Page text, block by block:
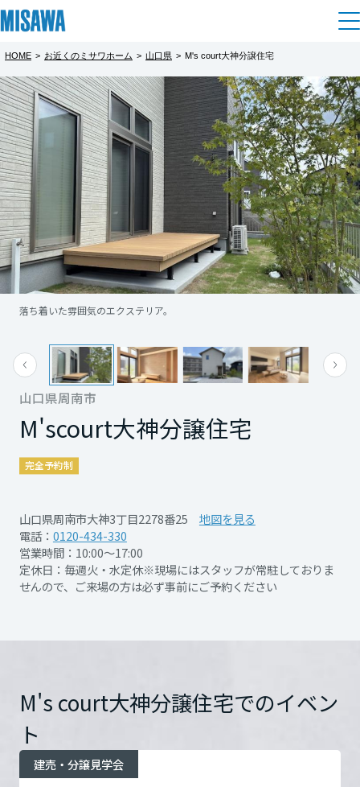
住まい
建てる [注文住宅]
商品ラインアップ
デザイン
テクノロジー（住まいの性能）
建築事例・建築実例
デザイナーズギャラリー
インテリア
住まいづくりガイド
買う
中古住宅検索
スムストック検索
住まいの売却
これから住まいをご検討の方
土地活用
個人のお客さま
賃貸住宅
賃貸併用住宅
店舗・各種施設
土地活用実例
法人のお客さま
企業不動産活用（CRE）戦略
社宅建築
医療・介護・子育て・障がい福祉施設
土地活用の基礎から長期安定経営を目指すオーナー様まで、賃貸経営
ホームラウンジ 土地活用・賃貸経営
リフォーム
戸建て・マンション
ミサワリフォームとは
リフォームの流れ
リフォームメニュー
リフォーム事例
事業用
ホテル・旅館リフォーム
リフォーム営業所
ームの具体策とアイデアを豊富にご用意しています。
ホームラウンジ リフォーム
まちづくり
複合開発・投資開発
再開発・官民連携事業
分譲マンション開発事業
収益不動産・投資開発事業
建築再生事業
事業用売買
事業用地・事業用建物
すべてのフィールドに新しい価値をデザインし、持続可能な未来志向
のまちづくりを実現していきます。
ミサワゼネラルソリューション
オーナーサポート
住まいるりんぐ（ロングサポート）
保証制度
アフターメンテナンス
ご相談窓口
ミサワホームオーナーさま・リフォーム工事ご契約者さまとミサワホ
ームを結ぶコミュニケーションサイト。お得・便利・安心なコンテン
ツや、ミサワホームからの大切なお知らせなど配信しています。
ミサワオーナーズクラブ
業・IR情報
企業・IR
ニュース
MISAWAについて
ミサワホームグループ
IR情報
SDGs
新卒者採用
中途採用
展示場・イベント情報
住まいのご相談
HOME > お近くのミサワホーム > 山口県 > M's court大神分譲住宅
山口県周南市
M'scourt大神分譲住宅
完全予約制
山口県周南市大神3丁目2278番25
地図を見る
電話： 0120-434-330
営業時間：10:00～17:00
定休日：毎週火・水定休※現場にはスタッフが常駐しておりま
せんので、ご来場の方は必ず事前にご予約ください
落ち着いた雰囲気のエクステリア。
高天井・大開口により同じ床面積のスペースと比べて、より広く明るく感
M's court大神分譲住宅でのイベン
ト
建売・分譲見学会
都道府県を選択
北海道
北海道
東北
青森県
岩手県
宮城県
秋田県
山形県
福島県
関東
茨城県
栃木県
【GX志向型住宅仕様】Ｍ’s court大神分
譲住宅見学会
完全予約制
約3ｍの高天井と大開口ハイサッシが生み出す
開放感が魅力の新築建売住宅です。リビング
にはたっぷりの自然光が差し込み、家族がの
びのびと過ごせる明るい空間を実現しまし
た。
涼しく冬は暖かい快適な建物です。さらに、
太陽光発電4.32kWと京セラ製蓄電池を搭載し
ており、日々の電気代を節約できます♪
ガス衣類乾燥機「乾太くん」を装備。忙しい
洗濯物を乾かすことができます。
快適さと安心、そして経済性を兼ね備えた、
これからの時代にふさわしい住まいです。ぜ
もっと見る
詳細を見る
神3丁目2278番25詳細を